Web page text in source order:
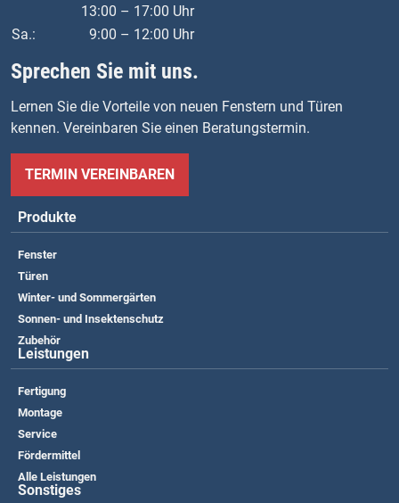
13:00 – 17:00 Uhr
Sa.:
9:00 – 12:00 Uhr
Sprechen Sie mit uns.
Lernen Sie die Vorteile von neuen Fenstern und Türen
kennen. Vereinbaren Sie einen Beratungstermin.
TERMIN VEREINBAREN
Produkte
Fenster
Türen
Winter- und Sommergärten
Sonnen- und Insektenschutz
Zubehör
Leistungen
Fertigung
Montage
Service
Fördermittel
Alle Leistungen
Sonstiges